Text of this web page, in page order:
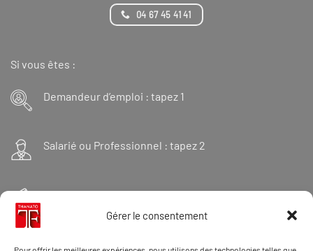
Gérer le consentement
04 67 45 41 41
Si vous êtes :
Demandeur d’emploi : tapez 1
Salarié ou Professionnel : tapez 2
Financeur : tapez 3
Et « 98 » pour une formation Thanatopraxie